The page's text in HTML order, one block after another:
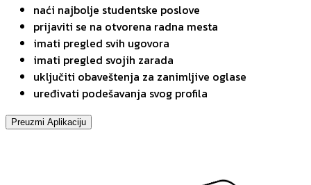
naći najbolje studentske poslove
prijaviti se na otvorena radna mesta
imati pregled svih ugovora
imati pregled svojih zarada
uključiti obaveštenja za zanimljive oglase
uređivati podešavanja svog profila
Preuzmi Aplikaciju